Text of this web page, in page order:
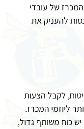
של עובדי
להעניק את
לקבל הצעות
ליוזמי המכרז.
כוח משותף גדול,